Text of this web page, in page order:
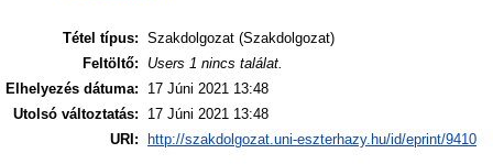
Tétel típus: Szakdolgozat (Szakdolgozat)
Feltöltő:
Users 1 nincs találat.
Elhelyezés dátuma:
17 Júni 2021 13:48
Utolsó változtatás:
17 Júni 2021 13:48
URI:
http://szakdolgozat.uni-eszterhazy.hu/id/eprint/9410